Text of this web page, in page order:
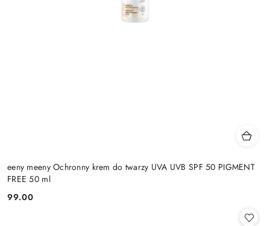
eeny meeny Ochronny krem do twarzy UVA UVB SPF 50 PIGMENT
FREE 50 ml
Cena:
99.00